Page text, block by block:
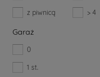
z piwnicą > 4
Garaż
0
1 st.